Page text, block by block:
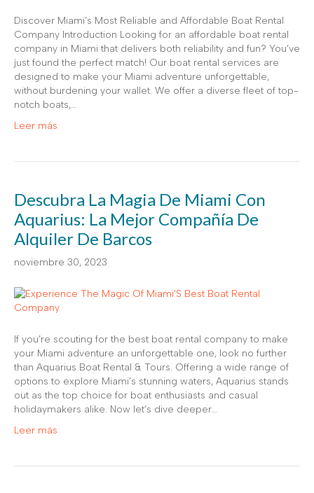
Discover Miami’s Most Reliable and Affordable Boat Rental
Company Introduction Looking for an affordable boat rental
company in Miami that delivers both reliability and fun? You’ve
just found the perfect match! Our boat rental services are
designed to make your Miami adventure unforgettable,
without burdening your wallet. We offer a diverse fleet of top-
notch boats,…
Leer más
Descubra La Magia De Miami Con
Aquarius: La Mejor Compañía De
Alquiler De Barcos
noviembre 30, 2023
If you’re scouting for the best boat rental company to make
your Miami adventure an unforgettable one, look no further
than Aquarius Boat Rental & Tours. Offering a wide range of
options to explore Miami’s stunning waters, Aquarius stands
out as the top choice for boat enthusiasts and casual
holidaymakers alike. Now let’s dive deeper…
Leer más